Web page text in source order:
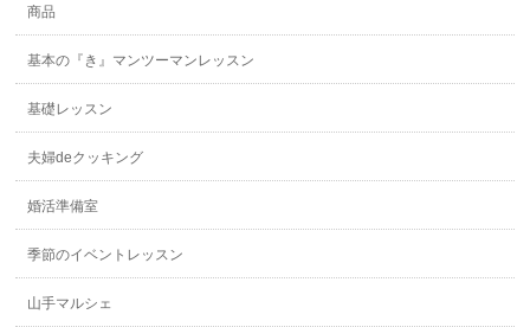
商品
基本の『き』マンツーマンレッスン
基礎レッスン
夫婦deクッキング
婚活準備室
季節のイベントレッスン
山手マルシェ